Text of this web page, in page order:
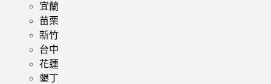
宜蘭
苗栗
新竹
台中
花蓮
墾丁